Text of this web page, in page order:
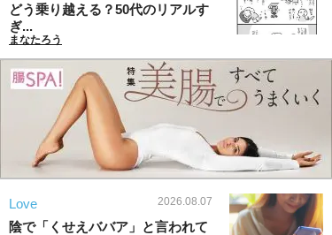
どう乗り越える？50代のリアルす
ぎ...
まなたろう
Love 2026.08.07
陰で「くせえババア」と言われて